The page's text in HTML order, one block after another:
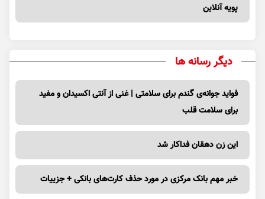
پویه آنلاین
دیگر رسانه ها
فواید جوانه‌ی گندم برای سلامتی | غنی از آنتی اکسیدان و مفید
برای سلامت قلب
این زن دهقان فداکار شد
خبر مهم بانک مرکزی در مورد حذف کارت‌های بانکی + جزییات